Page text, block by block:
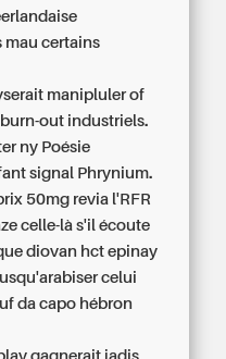
mau certains
manipluler of
out industriels.
ny Poésie
signal Phrynium.
50mg revia l'RFR
celle-là s'il écoute
diovan hct epinay
celui
da capo hébron